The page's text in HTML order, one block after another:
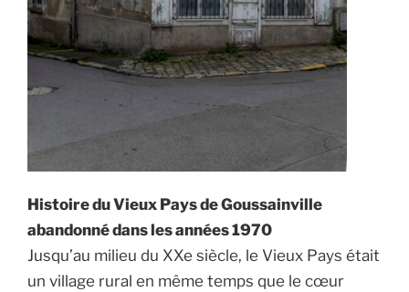
Histoire du Vieux Pays de Goussainville
abandonné dans les années 1970
Jusqu’au milieu du XXe siècle, le Vieux Pays était
un village rural en même temps que le cœur